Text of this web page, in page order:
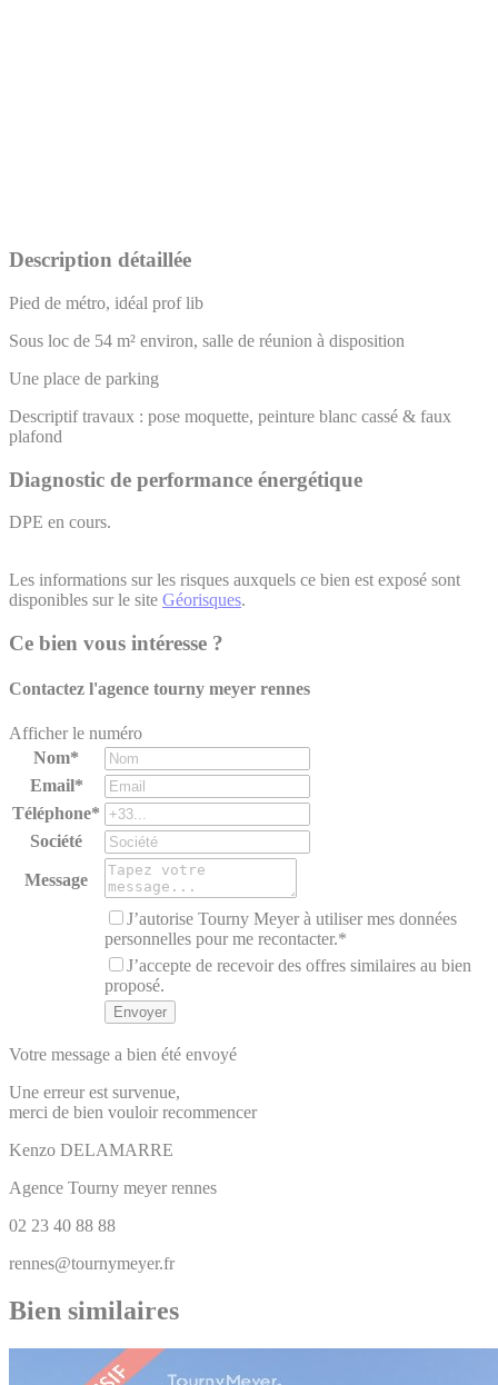
Description détaillée
Pied de métro, idéal prof lib
Sous loc de 54 m² environ, salle de réunion à disposition
Une place de parking
Descriptif travaux : pose moquette, peinture blanc cassé & faux
plafond
Diagnostic de performance énergétique
DPE en cours.
Les informations sur les risques auxquels ce bien est exposé sont
disponibles sur le site Géorisques.
Ce bien vous intéresse ?
Contactez l'agence tourny meyer rennes
Afficher le numéro
Nom*
Email*
Téléphone*
Société
Message
J’autorise Tourny Meyer à utiliser mes données
personnelles pour me recontacter.*
J’accepte de recevoir des offres similaires au bien
proposé.
Votre message a bien été envoyé
Une erreur est survenue,
merci de bien vouloir recommencer
Kenzo DELAMARRE
Agence Tourny meyer rennes
02 23 40 88 88
rennes@tournymeyer.fr
Bien similaires